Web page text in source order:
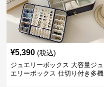
¥5,390 (税込)
ジュエリーボックス 大容量ジュ
エリーボックス 仕切り付き多機